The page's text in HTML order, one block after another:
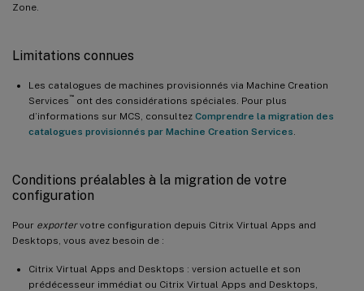
Zone.
Limitations connues
Les catalogues de machines provisionnés via Machine Creation
Services ™
ont des considérations spéciales. Pour plus
d’informations sur MCS, consultez Comprendre la migration des
catalogues provisionnés par Machine Creation Services.
Conditions préalables à la migration de votre
configuration
Pour exportervotre configuration depuis Citrix Virtual Apps and
Desktops, vous avez besoin de :
Citrix Virtual Apps and Desktops : version actuelle et son
prédécesseur immédiat ou Citrix Virtual Apps and Desktops,